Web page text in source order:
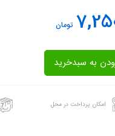
تومان
امکان پرداخت در محل